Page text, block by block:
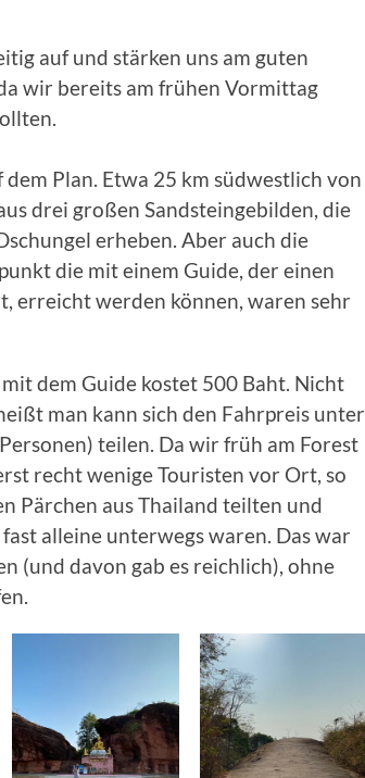
auf und stärken uns am guten
wir bereits am frühen Vormittag
dem Plan. Etwa 25 km südwestlich von
drei großen Sandsteingebilden, die
erheben. Aber auch die
die mit einem Guide, der einen
erreicht werden können, waren sehr
dem Guide kostet 500 Baht. Nicht
man kann sich den Fahrpreis unter
teilen. Da wir früh am Forest
recht wenige Touristen vor Ort, so
Pärchen aus Thailand teilten und
alleine unterwegs waren. Das war
(und davon gab es reichlich), ohne